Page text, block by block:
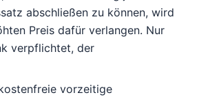
abschließen zu können, wird
Preis dafür verlangen. Nur
verpflichtet, der
vorzeitige